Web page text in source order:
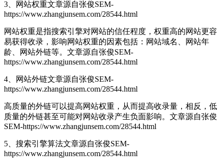
3、网站权重文章源自张俊SEM-
https://www.zhangjunsem.com/28544.html
网站权重是指搜索引擎对网站的信任程度，权重高的网站更容
易获得收录，影响网站权重的因素包括：网站域名、网站年
龄、网站外链等。 文章源自张俊SEM-
https://www.zhangjunsem.com/28544.html
4、网站外链文章源自张俊SEM-
https://www.zhangjunsem.com/28544.html
高质量的外链可以提高网站权重，从而提高收录量，相反，低
质量的外链甚至可能对网站收录产生负面影响。 文章源自张俊
SEM-https://www.zhangjunsem.com/28544.html
5、搜索引擎算法文章源自张俊SEM-
https://www.zhangjunsem.com/28544.html